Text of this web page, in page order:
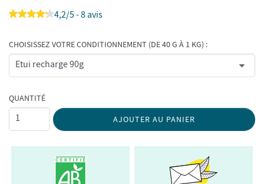
4,2/5 - 8 avis
CHOISISSEZ VOTRE CONDITIONNEMENT (DE 40 G À 1 KG) :
QUANTITÉ
AJOUTER AU PANIER